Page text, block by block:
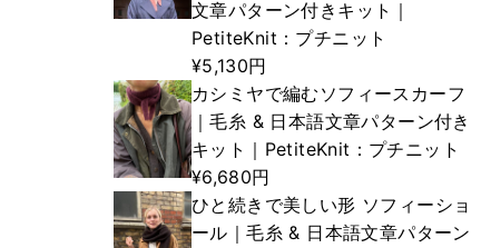
文章パターン付きキット｜
PetiteKnit：プチニット
¥5,130円
カシミヤで編むソフィースカーフ
｜毛糸 & 日本語文章パターン付き
キット｜PetiteKnit：プチニット
¥6,680円
ひと続きで美しい形 ソフィーショ
ール｜毛糸 & 日本語文章パターン